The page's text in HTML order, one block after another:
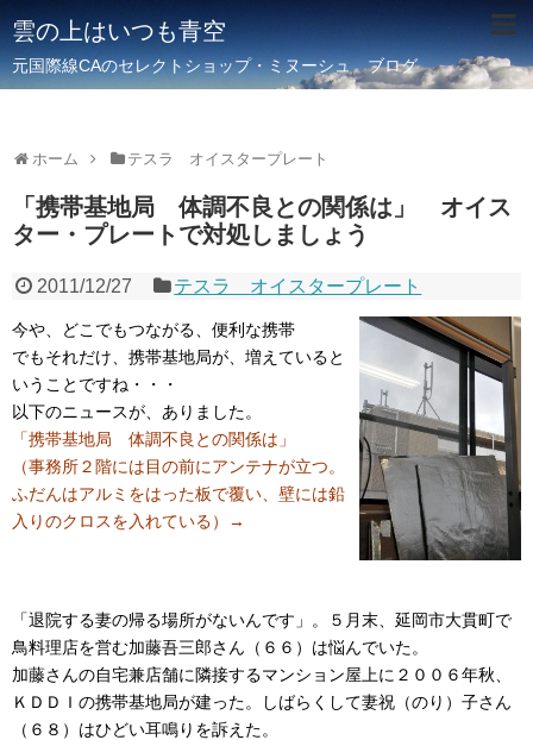
雲の上はいつも青空
元国際線CAのセレクトショップ・ミヌーシュ ブログ
ホーム テスラ オイスタープレート
「携帯基地局 体調不良との関係は」 オイス
ター・プレートで対処しましょう
2011/12/27 テスラ オイスタープレート
今や、どこでもつながる、便利な携帯
でもそれだけ、携帯基地局が、増えていると
いうことですね・・・
以下のニュースが、ありました。
「携帯基地局 体調不良との関係は」
（事務所２階には目の前にアンテナが立つ。
ふだんはアルミをはった板で覆い、壁には鉛
入りのクロスを入れている）→
「退院する妻の帰る場所がないんです」。５月末、延岡市大貫町で
鳥料理店を営む加藤吾三郎さん（６６）は悩んでいた。
加藤さんの自宅兼店舗に隣接するマンション屋上に２００６年秋、
ＫＤＤＩの携帯基地局が建った。しばらくして妻祝（のり）子さん
（６８）はひどい耳鳴りを訴えた。